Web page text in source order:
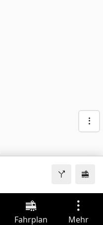
Fahrplan Mehr